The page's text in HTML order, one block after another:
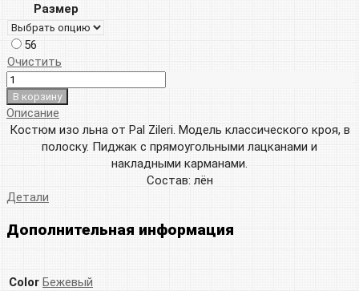
Размер
56
Очистить
В корзину
Описание
Костюм изо льна от Pal Zileri. Модель классического кроя, в
полоску. Пиджак с прямоугольными лацканами и
накладными карманами.
Состав: лён
Детали
Дополнительная информация
Color Бежевый